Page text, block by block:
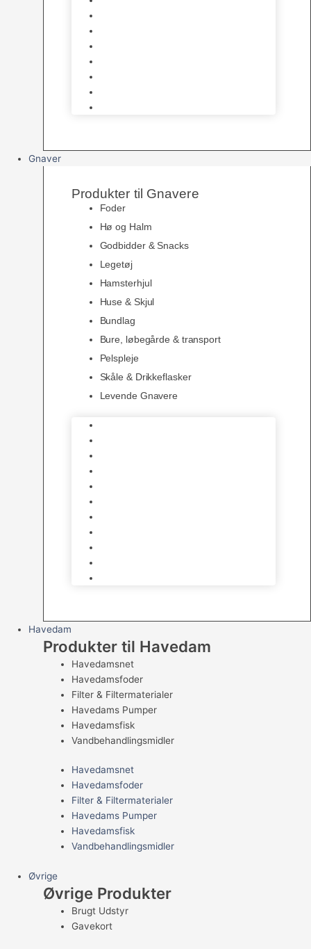
Gnaver
Produkter til Gnavere
Foder
Hø og Halm
Godbidder & Snacks
Legetøj
Hamsterhjul
Huse & Skjul
Bundlag
Bure, løbegårde & transport
Pelspleje
Skåle & Drikkeflasker
Levende Gnavere
Havedam
Produkter til Havedam
Havedamsnet
Havedamsfoder
Filter & Filtermaterialer
Havedams Pumper
Havedamsfisk
Vandbehandlingsmidler
Havedamsnet
Havedamsfoder
Filter & Filtermaterialer
Havedams Pumper
Havedamsfisk
Vandbehandlingsmidler
Øvrige
Øvrige Produkter
Brugt Udstyr
Gavekort